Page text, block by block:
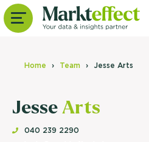
Home Team Jesse Arts
JesseArts
040 239 2290